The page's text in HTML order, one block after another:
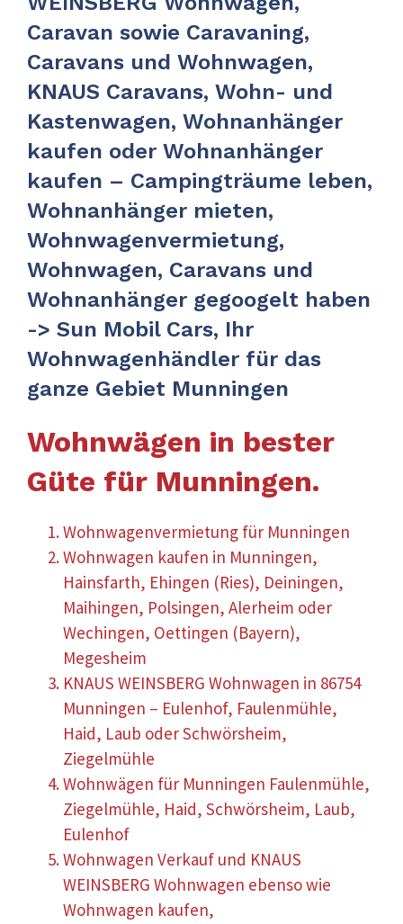
Caravan sowie Caravaning,
Caravans und Wohnwagen,
KNAUS Caravans, Wohn- und
Kastenwagen, Wohnanhänger
kaufen oder Wohnanhänger
kaufen – Campingträume leben,
Wohnanhänger mieten,
Wohnwagenvermietung,
Wohnwagen, Caravans und
Wohnanhänger gegoogelt haben
-> Sun Mobil Cars, Ihr
Wohnwagenhändler für das
ganze Gebiet Munningen
Wohnwägen in bester
Güte für Munningen.
Wohnwagenvermietung für Munningen
Wohnwagen kaufen in Munningen,
Hainsfarth, Ehingen (Ries), Deiningen,
Maihingen, Polsingen, Alerheim oder
Wechingen, Oettingen (Bayern),
Megesheim
KNAUS WEINSBERG Wohnwagen in 86754
Munningen – Eulenhof, Faulenmühle,
Haid, Laub oder Schwörsheim,
Ziegelmühle
Wohnwägen für Munningen Faulenmühle,
Ziegelmühle, Haid, Schwörsheim, Laub,
Eulenhof
Wohnwagen Verkauf und KNAUS
WEINSBERG Wohnwagen ebenso wie
Wohnwagen kaufen,